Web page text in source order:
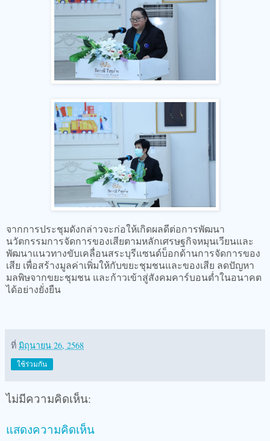
จากการประชุมดังกล่าวจะก่อให้เกิดผลดีต่อการพัฒนา
นวัตกรรมการจัดการของเสียตามหลักเศรษฐกิจหมุนเวียนและ
พัฒนาแนวทางขับเคลื่อนสระบุรีแซนด์บ็อกด้านการจัดการของ
เสีย เพื่อสร้างมูลค่าเพิ่มให้กับขยะชุมชนและของเสีย ลดปัญหา
มลพิษจากขยะชุมชน และก้าวเข้าสู่สังคมคาร์บอนต่ำในอนาคต
ได้อย่างยั่งยืน
ที่ มิถุนายน 26, 2568
ใช้ร่วมกัน
ไม่มีความคิดเห็น:
แสดงความคิดเห็น